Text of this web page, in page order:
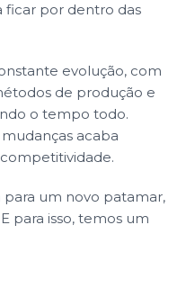
ficar por dentro das
evolução, com
de produção e
o tempo todo.
acaba
para um novo patamar,
para isso, temos um